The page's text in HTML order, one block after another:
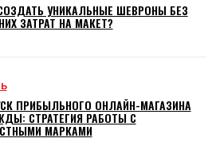
УНИКАЛЬНЫЕ ШЕВРОНЫ БЕЗ
ЗАТРАТ НА МАКЕТ?
ПРИБЫЛЬНОГО ОНЛАЙН-МАГАЗИНА
СТРАТЕГИЯ РАБОТЫ С
МАРКАМИ